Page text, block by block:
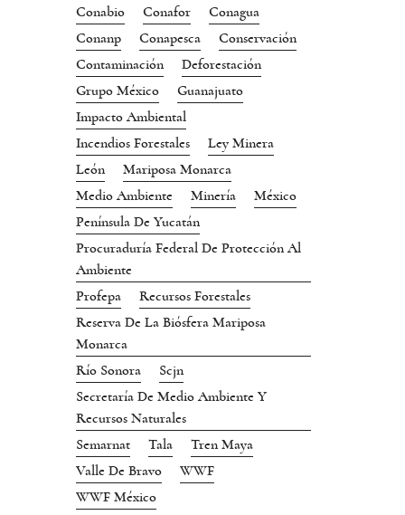
Conabio
Conafor
Conagua
Conanp
Conapesca
Conservación
Contaminación
Deforestación
Grupo México
Guanajuato
Impacto Ambiental
Incendios Forestales
Ley Minera
León
Mariposa Monarca
Medio Ambiente
Minería
México
Península De Yucatán
Procuraduría Federal De Protección Al
Ambiente
Profepa
Recursos Forestales
Reserva De La Biósfera Mariposa
Monarca
Río Sonora
Scjn
Secretaría De Medio Ambiente Y
Recursos Naturales
Semarnat
Tala
Tren Maya
Valle De Bravo
WWF
WWF México